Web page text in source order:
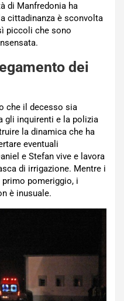
di Manfredonia ha
cittadinanza è sconvolta
piccoli che sono
dei
che il decesso sia
gli inquirenti e la polizia
la dinamica che ha
eventuali
e Stefan vive e lavora
di irrigazione. Mentre i
pomeriggio, i
è inusuale.